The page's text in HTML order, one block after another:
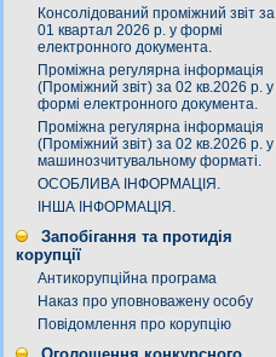
Консолідований проміжний звіт за
01 квартал 2026 р. у формі
електронного документа.
Проміжна регулярна інформація
(Проміжний звіт) за 02 кв.2026 р. у
формі електронного документа.
Проміжна регулярна інформація
(Проміжний звіт) за 02 кв.2026 р. у
машинозчитувальному форматі.
ОСОБЛИВА ІНФОРМАЦІЯ.
ІНША ІНФОРМАЦІЯ.
Запобігання та протидія
корупції
Антикорупційна програма
Наказ про уповноважену особу
Повідомлення про корупцію